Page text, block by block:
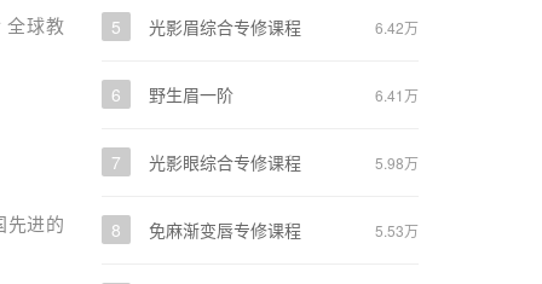
全球教
先进的
6.42万
5 光影眉综合专修课程
6.41万
6 野生眉一阶
5.98万
7 光影眼综合专修课程
5.53万
8 免麻渐变唇专修课程